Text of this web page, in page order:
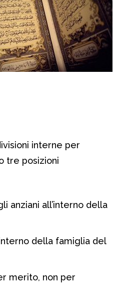
interne per
tre posizioni
anziani all’interno della
della famiglia del
merito, non per